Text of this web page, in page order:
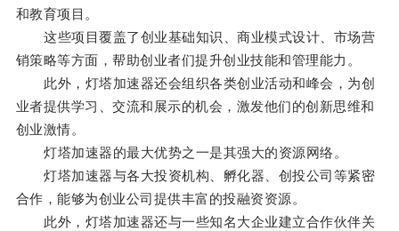
和教育项目。
这些项目覆盖了创业基础知识、商业模式设计、市场营
销策略等方面，帮助创业者们提升创业技能和管理能力。
此外，灯塔加速器还会组织各类创业活动和峰会，为创
业者提供学习、交流和展示的机会，激发他们的创新思维和
创业激情。
灯塔加速器的最大优势之一是其强大的资源网络。
灯塔加速器与各大投资机构、孵化器、创投公司等紧密
合作，能够为创业公司提供丰富的投融资资源。
此外，灯塔加速器还与一些知名大企业建立合作伙伴关